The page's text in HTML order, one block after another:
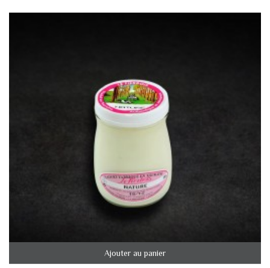
Ajouter au panier